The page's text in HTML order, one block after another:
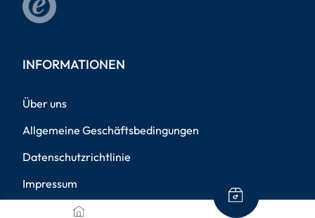
INFORMATIONEN
Über uns
Allgemeine Geschäftsbedingungen
Datenschutzrichtlinie
Impressum
Versandinformationen